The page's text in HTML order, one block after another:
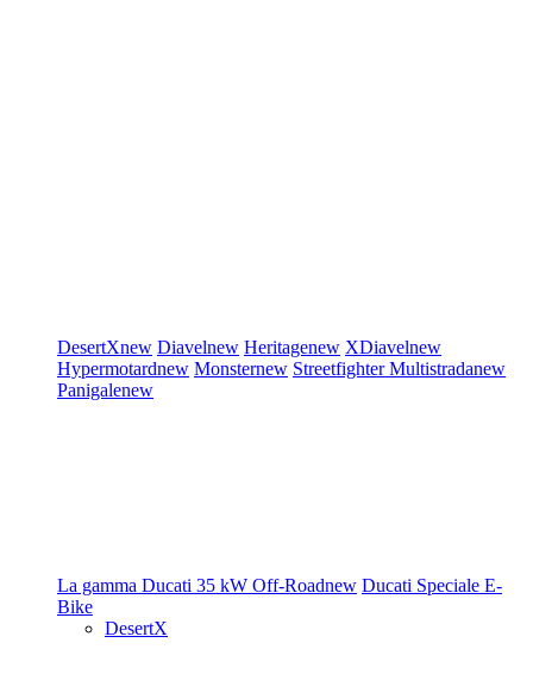
DesertXnew Diavelnew Heritagenew XDiavelnew
Hypermotardnew Monsternew StreetfighterMultistradanew
Panigalenew
La gamma Ducati 35 kW Off-Roadnew Ducati Speciale E-
Bike
DesertX